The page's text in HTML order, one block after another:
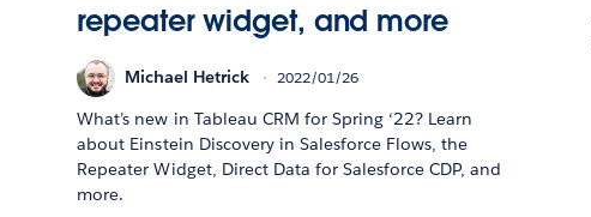
repeater widget, and more
Michael Hetrick 2022/01/26
What’s new in Tableau CRM for Spring ‘22? Learn
about Einstein Discovery in Salesforce Flows, the
Repeater Widget, Direct Data for Salesforce CDP, and
more.